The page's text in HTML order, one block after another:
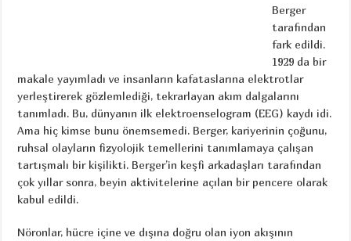
Berger
tarafından
fark edildi.
1929 da bir
makale yayımladı ve insanların kafataslarına elektrotlar
yerleştirerek gözlemlediği, tekrarlayan akım dalgalarını
tanımladı. Bu, dünyanın ilk elektroenselogram (EEG) kaydı idi.
Ama hiç kimse bunu önemsemedi. Berger, kariyerinin çoğunu,
ruhsal olayların fizyolojik temellerini tanımlamaya çalışan
tartışmalı bir kişilikti. Berger’in keşfi arkadaşları tarafından
çok yıllar sonra, beyin aktivitelerine açılan bir pencere olarak
kabul edildi.
Nöronlar, hücre içine ve dışına doğru olan iyon akışının